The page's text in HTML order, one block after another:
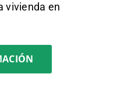
vivienda en